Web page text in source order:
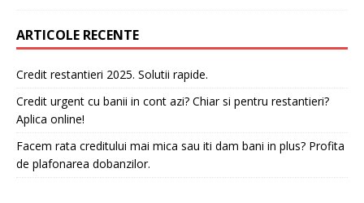
ARTICOLE RECENTE
Credit restantieri 2025. Solutii rapide.
Credit urgent cu banii in cont azi? Chiar si pentru restantieri?
Aplica online!
Facem rata creditului mai mica sau iti dam bani in plus? Profita
de plafonarea dobanzilor.